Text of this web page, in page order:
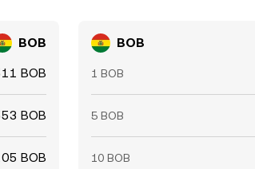
BOB
BOB
BOB
BOB
BOB
1 BOB
5 BOB
10 BOB